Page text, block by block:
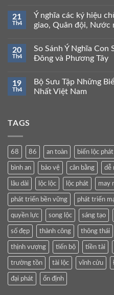
21
Th4
Ý nghĩa các ký hiệu
giao, Quân đội, Nước
20
Th4
So Sánh Ý Nghĩa Con
Đông và Phương Tây
19
Th4
Bộ Sưu Tập Những
Nhất Việt Nam
TAGS
68 86 an toàn biển lộc phát
bình an bảo vệ cân bằng dễ
lâu dài lộc lộc lộc phát may
phát triển bền vững phát triển
quyền lực song lộc sáng tạo
số đẹp thành công thông thái
thịnh vượng tiến bộ tiền tài
trường tồn tài lộc vĩnh cửu
đại phát ổn định